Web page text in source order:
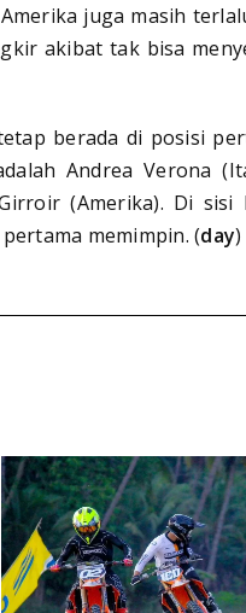
juga masih
akibat tak bisa
berada di posisi
Andrea Verona
(Amerika). Di
memimpin. (day)